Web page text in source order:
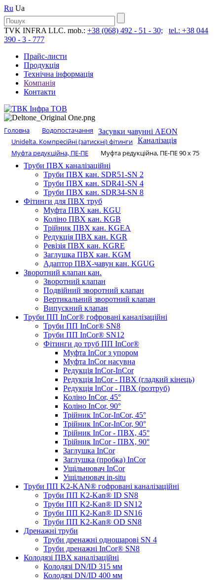
Ru Ua
TVK INFRA LLC. mob.: +38 (068) 492 - 51 - 30;
tel.: +38 044
390 - 3 - 777
Прайс-листи
Продукція
Технічна інформація
Компанія
Контакти
Головна
Водопостачання
Unidelta. Компресійні (затискні) фітинги
Муфта редукційна, ПЕ-ПЕ
Муфта редукційна, ПЕ-ПЕ 90 х 75
Засувки чавунні AEON
Каналізація
Труби ПВХ каналізаційні
Труби ПВХ кан. SDR51-SN 2
Труби ПВХ кан. SDR41-SN 4
Труби ПВХ кан. SDR34-SN 8
Фітинги для ПВХ труб
Муфта ПВХ кан. KGU
Коліно ПВХ кан. KGB
Трійник ПВХ кан. KGEA
Редукція ПВХ кан. KGR
Ревізія ПВХ кан. KGRE
Заглушка ПВХ кан. KGM
Адаптор ПВХ-чавун кан. KGUG
Зворотний клапан кан.
Зворотний клапан
Подвійний зворотний клапан
Вертикальний зворотний клапан
Випускний клапан
Труби ПП InCor® гофровані каналізаційні
Труби ПП InCor® SN8
Труби ПП InCor® SN12
Фітинги до труб ПП InCor®
Муфта InCor з упором
Муфта InCor насувна
Редукція InCor-InCor
Редукція InCor - ПВХ (гладкий кінець)
Редукція InCor - ПВХ (розтруб)
Коліно InCor, 45°
Коліно InCor, 90°
Трійник InCor-InCor, 45°
Трійник InCor-InCor, 90°
Трійник InCor - ПВХ, 45°
Трійник InCor - ПВХ, 90°
Заглушка InCor
Заглушка (пробка) InCor
Ущільнювач InCor
Ущільнювач in-situ
Труби ПП K2-KAN® гоф­ровані каналізаційні
Труби ПП K2-Kan® ID SN8
Труби ПП K2-Kan® ID SN12
Труби ПП K2-Kan® ID SN16
Труби ПП K2-Kan® OD SN8
Дренажні труби
Труби дренажні одношарові SN 4
Труби дренажні InCor® SN8
Колодязі ПВХ каналізаційні
Колодязі DN/ID 315 мм
Колодязі DN/ID 400 мм